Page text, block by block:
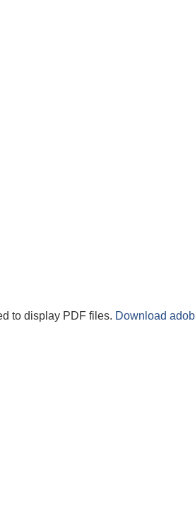
to display PDF files. Download